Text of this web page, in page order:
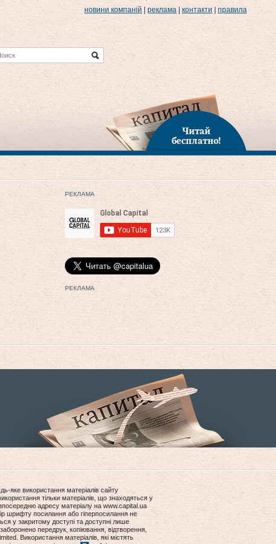
новини компаній реклама контакти правила
Читай
бесплатно!
РЕКЛАМА
РЕКЛАМА
яке використання матеріалів сайту
тільки матеріалів, що знаходяться у
адресу матеріалу на www.capital.ua
шрифту посилання або гіперпосилання не
у закритому доступі та доступні лише
передрук, копіювання, відтворення,
Використання матеріалів, які містять